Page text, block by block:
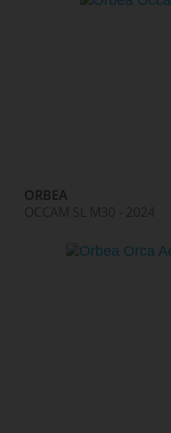
ORBEA
OCCAM SL M30 - 2024